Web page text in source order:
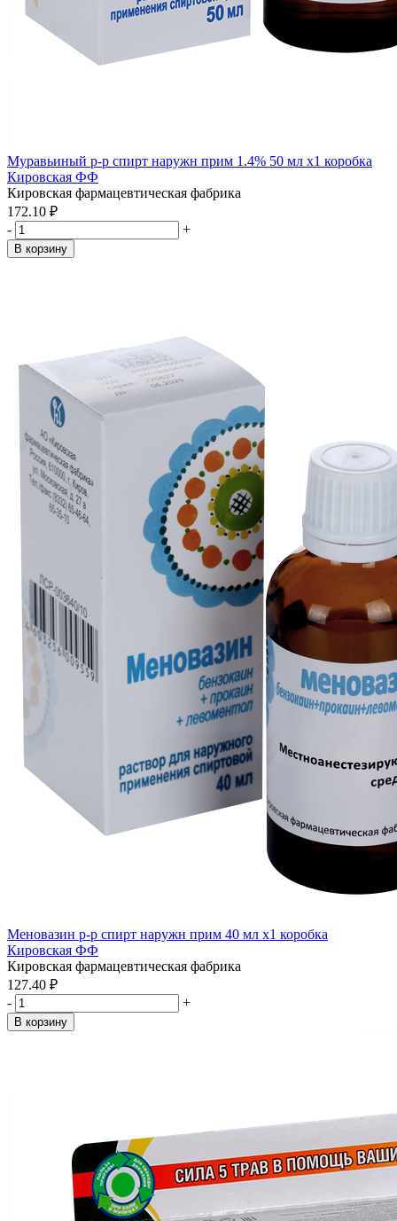
Муравьиный р-р спирт наружн прим 1.4% 50 мл x1 коробка
Кировская ФФ
Кировская фармацевтическая фабрика
172.10 ₽
-
+
В корзину
Меновазин р-р спирт наружн прим 40 мл x1 коробка
Кировская ФФ
Кировская фармацевтическая фабрика
127.40 ₽
-
+
В корзину